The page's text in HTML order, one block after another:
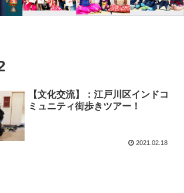
【文化交流】：江戸川区インドコ
ミュニティ街歩きツアー！
2021.02.18